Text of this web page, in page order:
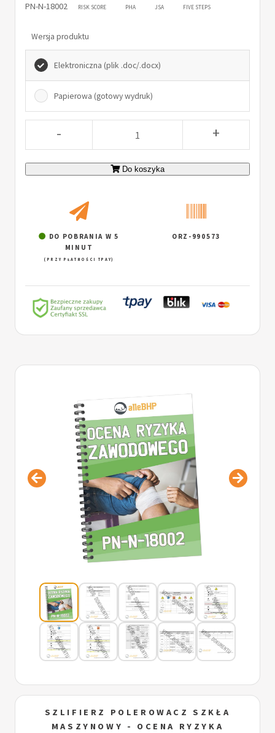
SZLIFIERZ POLEROWACZ SZKŁA
MASZYNOWY - OCENA RYZYKA
PN-N-18002
RISK SCORE PHA JSA FIVE STEPS
Wersja produktu
Elektroniczna (plik .doc/.docx)
Papierowa (gotowy wydruk)
- +
Do koszyka
DO POBRANIA W 5
MINUT
(PRZY PŁATNOŚCI TPAY)
ORZ-990573